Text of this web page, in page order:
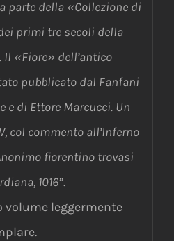
parte della «Collezione di
primi tre secoli della
Il «Fiore» dell’antico
pubblicato dal Fanfani
e di Ettore Marcucci. Un
col commento all’Inferno
fiorentino trovasi
1016”.
volume leggermente